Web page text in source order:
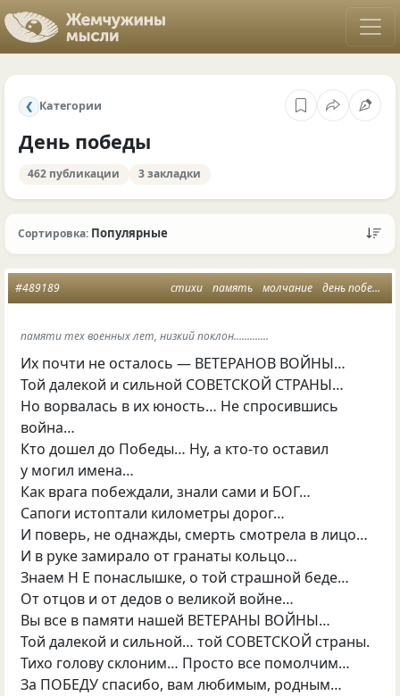
❮ Категории
День победы
462 публикации 3 закладки
Сортировка: Популярные
стихи память молчание день победы
#489189
памяти тех военных лет, низкий поклон.............
Их почти не осталось — ВЕТЕРАНОВ ВОЙНЫ…
Той далекой и сильной СОВЕТСКОЙ СТРАНЫ…
Но ворвалась в их юность… Не спросившись
война…
Кто дошел до Победы… Ну, а кто-то оставил
у могил имена…
Как врага побеждали, знали сами и БОГ…
Сапоги истоптали километры дорог…
И поверь, не однажды, смерть смотрела в лицо…
И в руке замирало от гранаты кольцо…
Знаем Н Е понаслышке, о той страшной беде…
От отцов и от дедов о великой войне…
Вы все в памяти нашей ВЕТЕРАНЫ ВОЙНЫ…
Той далекой и сильной… той СОВЕТСКОЙ страны.
Тихо голову склоним… Просто все помолчим…
За ПОБЕДУ спасибо, вам любимым, родным…